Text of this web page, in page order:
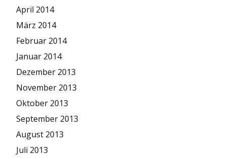
April 2014
März 2014
Februar 2014
Januar 2014
Dezember 2013
November 2013
Oktober 2013
September 2013
August 2013
Juli 2013